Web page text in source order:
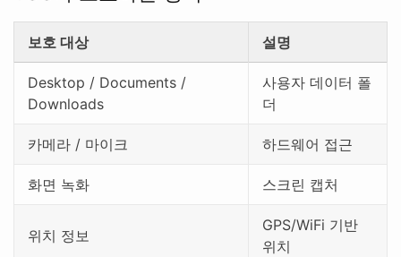
보호 대상 설명
Desktop / Documents /
Downloads
사용자 데이터 폴
더
카메라 / 마이크 하드웨어 접근
화면 녹화 스크린 캡처
위치 정보
GPS/WiFi 기반
위치